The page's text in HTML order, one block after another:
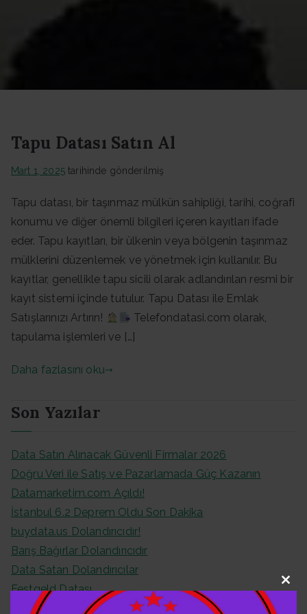
Tapu Datası Satın Al
Mart 1, 2025tarihinde gönderilmiş
Tapu datası, bir taşınmaz mülkün sahipliği, tarihi, coğrafi
konumu ve diğer önemli bilgileri içeren kayıtları ifade
eder. Tapu kayıtları, bir ülkenin veya bölgenin taşınmaz
mülklerini düzenlemek ve yönetmek için kullanılır. Bu
kayıtlar, genellikle tapu sicili olarak adlandırılan resmi bir
kayıt sistemi içinde tutulur. Tapu Datası ile Emlak
Satışlarınızı Artırın!
Telefondatasi.com olarak,
tapulama işlemleri ve […]
Daha fazlasını oku
Son Yazılar
Data Satın Alınacak Güvenli Firmalar 2026
Doğru Veri ile Satış ve Pazarlamada Güç Kazanın
Datamarketim.com Açıldı!
İstanbul 6.2 Deprem Oldu Son Dakika
buydata.us Dolandırıcıdır!
Barış Bağırlar Dolandırıcıdır
Data Satan Dolandırıcılar
Festgeld Datası
Almanya Festgeld Datası